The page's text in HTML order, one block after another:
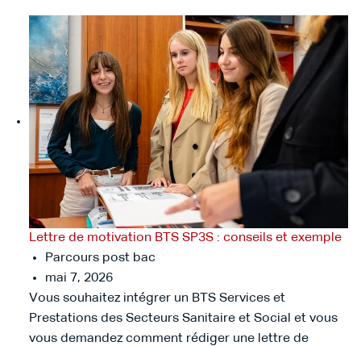
Lettre de motivation BTS SP3S : conseils et exemple
Parcours post bac
mai 7, 2026
Vous souhaitez intégrer un BTS Services et
Prestations des Secteurs Sanitaire et Social et vous
vous demandez comment rédiger une lettre de